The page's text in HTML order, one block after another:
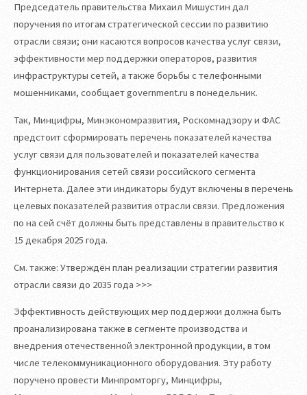
Председатель правительства Михаил Мишустин дал
поручения по итогам стратегической сессии по развитию
отрасли связи; они касаются вопросов качества услуг связи,
эффективности мер поддержки операторов, развития
инфраструктуры сетей, а также борьбы с телефонными
мошенниками, сообщает government.ru в понедельник.
Так, Минцифры, Минэкономразвития, Роскомнадзору и ФАС
предстоит сформировать перечень показателей качества
услуг связи для пользователей и показателей качества
функционирования сетей связи российского сегмента
Интернета. Далее эти индикаторы будут включены в перечень
целевых показателей развития отрасли связи. Предложения
по на сей счёт должны быть представлены в правительство к
15 декабря 2025 года.
См. также: Утверждён план реализации стратегии развития
отрасли связи до 2035 года >>>
Эффективность действующих мер поддержки должна быть
проанализирована также в сегменте производства и
внедрения отечественной электронной продукции, в том
числе телекоммуникационного оборудования. Эту работу
поручено провести Минпромторгу, Минцифры,